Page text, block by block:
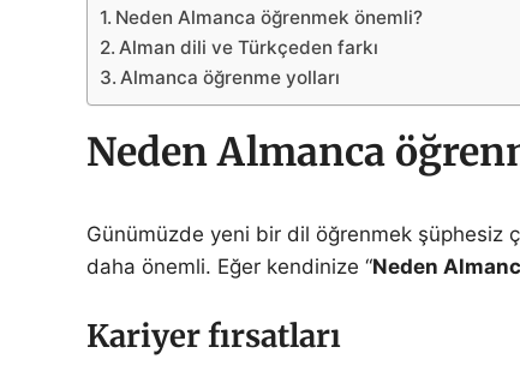
Neden Almanca öğrenmek önemli?
Alman dili ve Türkçeden farkı
Almanca öğrenme yolları
Neden Almanca
Günümüzde yeni bir dil öğrenmek şüphesiz
daha önemli. Eğer kendinize “Neden
Kariyer fırsatları